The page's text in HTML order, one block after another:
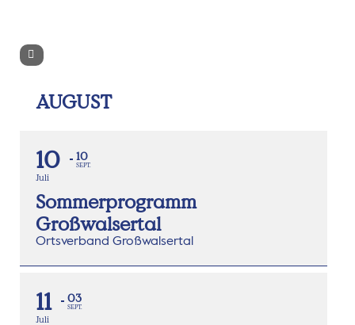
AUGUST
10
Juli
10
SEPT.
Sommerprogramm
Großwalsertal
Ortsverband Großwalsertal
11
Juli
03
SEPT.